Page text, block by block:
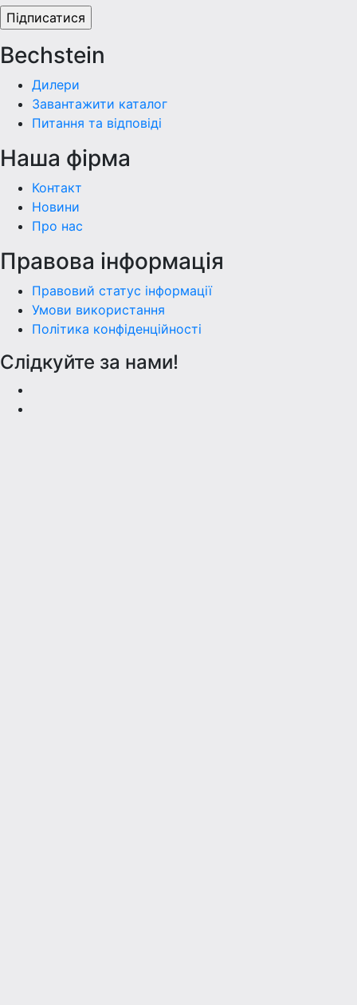
Bechstein
Дилери
Завантажити каталог
Питання та відповіді
Наша фiрма
Контакт
Новини
Про нас
Правова інформація
Правовий статус інформації
Умови використання
Політика конфіденційності
Слідкуйте за нами!